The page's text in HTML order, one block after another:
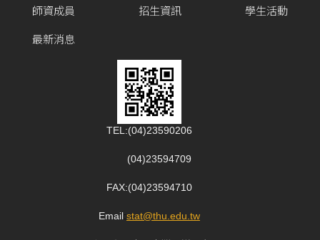
師資成員
最新消息
招生資訊 學生活動
TEL:(04)23590206
(04)23594709
FAX:(04)23594710
Email:stat@thu.edu.tw